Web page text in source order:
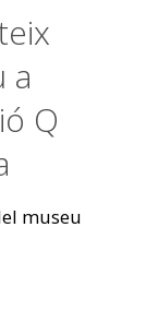
a
Q
museu